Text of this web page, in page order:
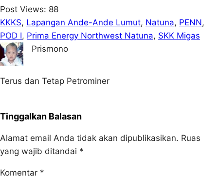
Post Views: 88
KKKS, Lapangan Ande-Ande Lumut, Natuna, PENN
POD I, Prima Energy Northwest Natuna, SKK Migas
Prismono
Terus dan Tetap Petrominer
Tinggalkan Balasan
Alamat email Anda tidak akan dipublikasikan. Ruas
yang wajib ditandai *
Komentar *